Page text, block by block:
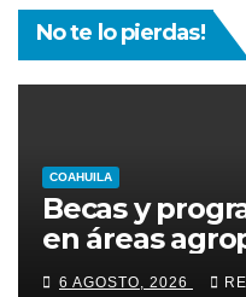
No te lo pierdas!
COAHUILA
Becas y
en áreas
Raúl Onofre
6 AGOSTO, 2026